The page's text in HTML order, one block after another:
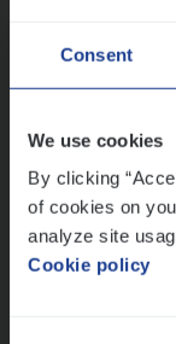
Consent
We use cookies
By clicking
of cookies on
analyze site
Cookie policy
Ons